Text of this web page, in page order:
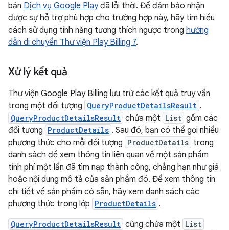
bản Dịch vụ Google Playđã lỗi thời. Để đảm bảo nhận
được sự hỗ trợ phù hợp cho trường hợp này, hãy tìm hiểu
cách sử dụng tính năng tương thích ngược trong hướng
dẫn di chuyển Thư viện Play Billing 7.
Xử lý kết quả
Thư viện Google Play Billing lưu trữ các kết quả truy vấn
trong một đối tượng QueryProductDetailsResult .
QueryProductDetailsResult chứa một List gồm các
đối tượng ProductDetails . Sau đó, bạn có thể gọi nhiều
phương thức cho mỗi đối tượng ProductDetails trong
danh sách để xem thông tin liên quan về một sản phẩm
tính phí một lần đã tìm nạp thành công, chẳng hạn như giá
hoặc nội dung mô tả của sản phẩm đó. Để xem thông tin
chi tiết về sản phẩm có sẵn, hãy xem danh sách các
phương thức trong lớp ProductDetails .
QueryProductDetailsResult cũng chứa một List